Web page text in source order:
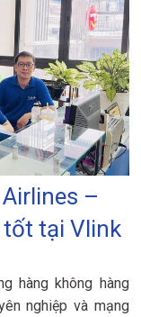
–
tại Vlink
hàng không hàng
nghiệp và mạng